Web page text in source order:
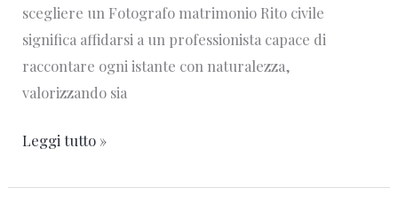
scegliere un Fotografo matrimonio Rito civile
significa affidarsi a un professionista capace di
raccontare ogni istante con naturalezza,
valorizzando sia
Leggi tutto »